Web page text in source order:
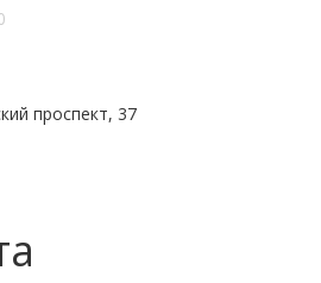
проспект, 37